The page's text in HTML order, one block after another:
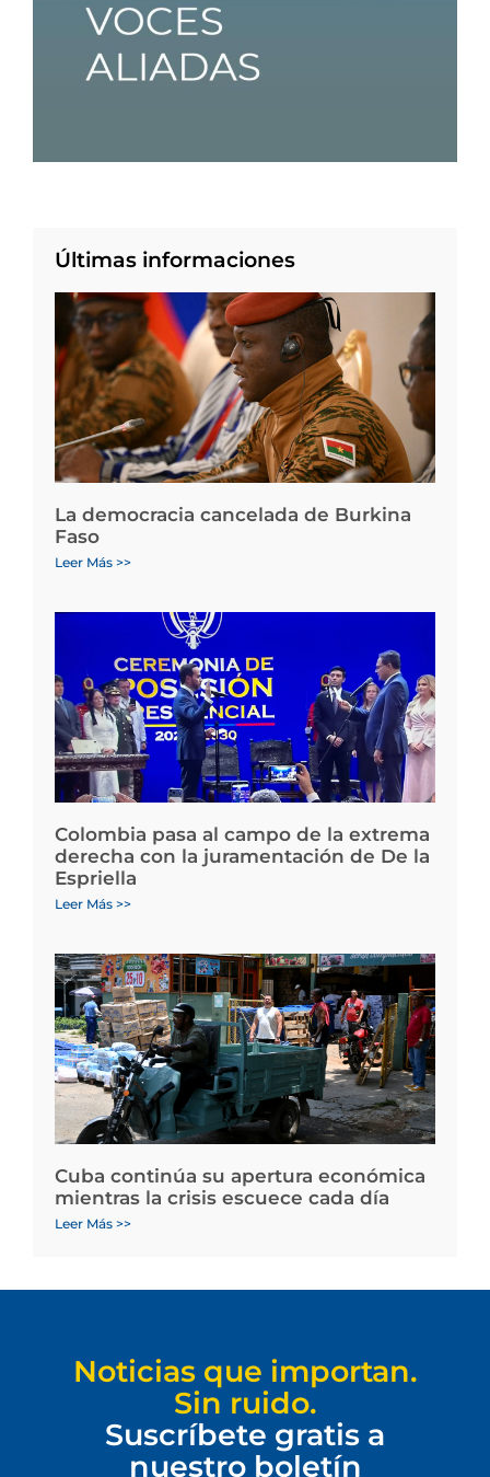
Últimas informaciones
La democracia cancelada de Burkina
Faso
Leer Más >>
Colombia pasa al campo de la extrema
derecha con la juramentación de De la
Espriella
Leer Más >>
Cuba continúa su apertura económica
mientras la crisis escuece cada día
Leer Más >>
Noticias que importan.
Sin ruido.
Suscríbete gratis a
nuestro boletín